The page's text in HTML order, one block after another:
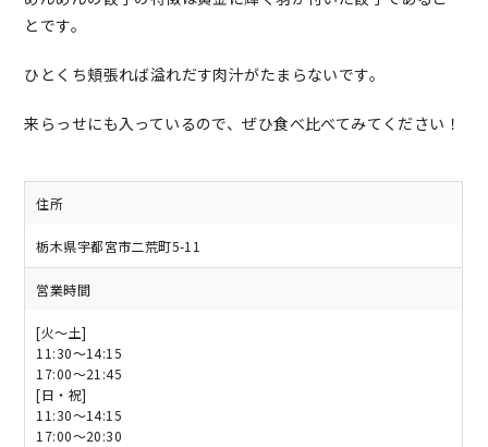
とです。
ひとくち頬張れば溢れだす肉汁がたまらないです。
来らっせにも入っているので、ぜひ食べ比べてみてください！
住所
栃木県宇都宮市二荒町5-11
営業時間
[火～土]
11:30～14:15
17:00～21:45
[日・祝]
11:30～14:15
17:00～20:30